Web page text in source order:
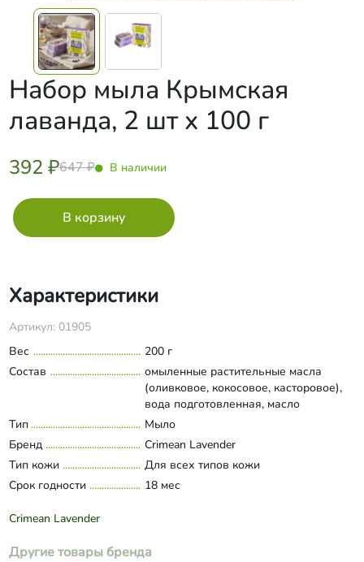
Набор мыла Крымская
лаванда, 2 шт х 100 г
392 ₽647 ₽ В наличии
Характеристики
Артикул: 01905
Вес
200 г
Состав
омыленные растительные масла
(оливковое, кокосовое, касторовое),
вода подготовленная, масло
виноградных косточек, масло ши,
экстракт лаванды, эфирные масла
лаванды, герани; цветки лаванды,
кармин.
Развернуть состав
Тип
Мыло
Бренд
Crimean Lavender
Тип кожи
Для всех типов кожи
Срок годности
18 мес
Crimean Lavender
Другие товары бренда